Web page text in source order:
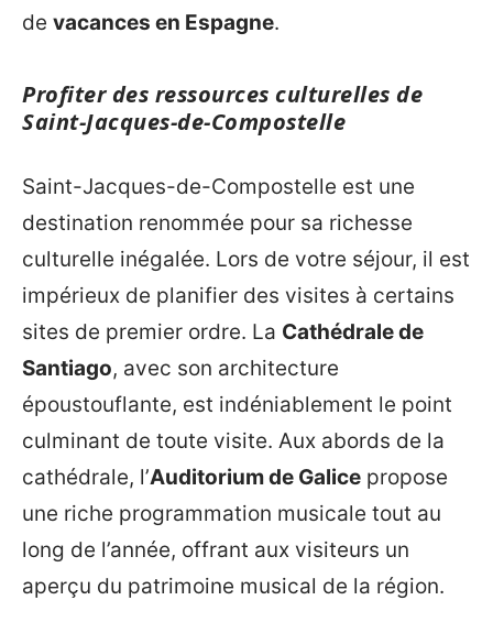
de vacances en Espagne.
Profiter des ressources culturelles de
Saint-Jacques-de-Compostelle
Saint-Jacques-de-Compostelle est une
destination renommée pour sa richesse
culturelle inégalée. Lors de votre séjour, il est
impérieux de planifier des visites à certains
sites de premier ordre. La Cathédrale de
Santiago, avec son architecture
époustouflante, est indéniablement le point
culminant de toute visite. Aux abords de la
cathédrale, l’Auditorium de Galice propose
une riche programmation musicale tout au
long de l’année, offrant aux visiteurs un
aperçu du patrimoine musical de la région.